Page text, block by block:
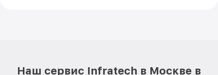
Наш сервис Infratech в Москве в